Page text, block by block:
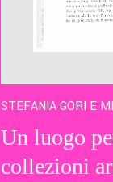
STEFANIA GORI E
Un luogo
collezioni